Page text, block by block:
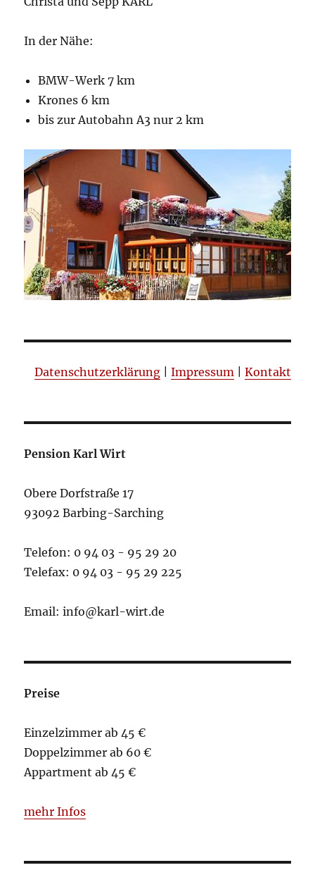
In der Nähe:
BMW-Werk 7 km
Krones 6 km
bis zur Autobahn A3 nur 2 km
Datenschutzerklärung| Impressum Kontakt
Pension Karl Wirt
Obere Dorfstraße 17
93092 Barbing-Sarching
Telefon: 0 94 03 - 95 29 20
Telefax: 0 94 03 - 95 29 225
Email: info@karl-wirt.de
Preise
Einzelzimmer ab 45 €
Doppelzimmer ab 60 €
Appartment ab 45 €
mehr Infos